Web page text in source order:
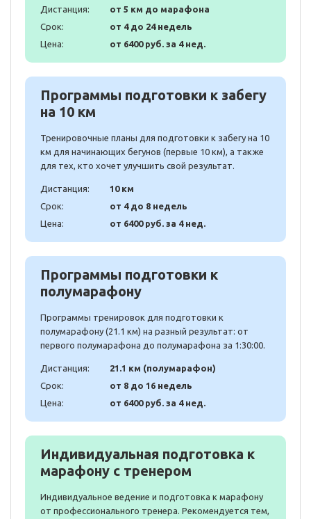
Дистанция:
от 5 км до марафона
Срок:
от 4 до 24 недель
Цена:
от 6400 руб. за 4 нед.
Программы подготовки к забегу
на 10 км
Тренировочные планы для подготовки к забегу на 10
км для начинающих бегунов (первые 10 км), а также
для тех, кто хочет улучшить свой результат.
Дистанция:
10 км
Срок:
от 4 до 8 недель
Цена:
от 6400 руб. за 4 нед.
Программы подготовки к
полумарафону
Программы тренировок для подготовки к
полумарафону (21.1 км) на разный результат: от
первого полумарафона до полумарафона за 1:30:00.
Дистанция:
21.1 км (полумарафон)
Срок:
от 8 до 16 недель
Цена:
от 6400 руб. за 4 нед.
Индивидуальная подготовка к
марафону с тренером
Индивидуальное ведение и подготовка к марафону
от профессионального тренера. Рекомендуется тем,